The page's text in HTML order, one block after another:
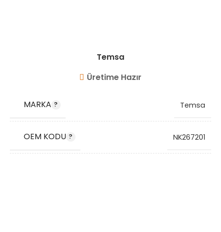
Temsa
Üretime Hazır
MARKA Temsa
OEM KODU NK267201